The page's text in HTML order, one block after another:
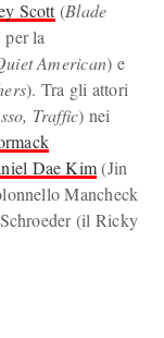
Scott(Blade
per la
American) e
). Tra gli attori
Traffic) nei
Dae Kim(Jin
Mancheck
(il Ricky